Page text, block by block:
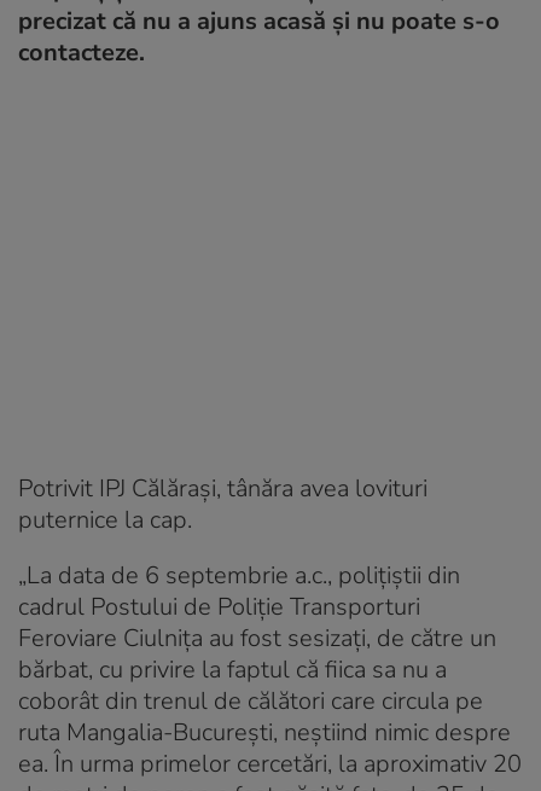
precizat că nu a ajuns acasă şi nu poate s-o
contacteze.
Potrivit IPJ Călărași, tânăra avea lovituri
puternice la cap.
„La data de 6 septembrie a.c., poliţiştii din
cadrul Postului de Poliţie Transporturi
Feroviare Ciulniţa au fost sesizaţi, de către un
bărbat, cu privire la faptul că fiica sa nu a
coborât din trenul de călători care circula pe
ruta Mangalia-Bucureşti, neştiind nimic despre
ea. În urma primelor cercetări, la aproximativ 20